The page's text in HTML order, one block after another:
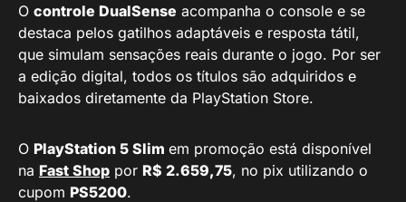
O controle DualSense acompanha o console e se
destaca pelos gatilhos adaptáveis e resposta tátil,
que simulam sensações reais durante o jogo. Por ser
a edição digital, todos os títulos são adquiridos e
baixados diretamente da PlayStation Store.
O PlayStation 5 Slim em promoção está disponível
na Fast Shop por R$ 2.659,75, no pix utilizando o
cupom PS5200.